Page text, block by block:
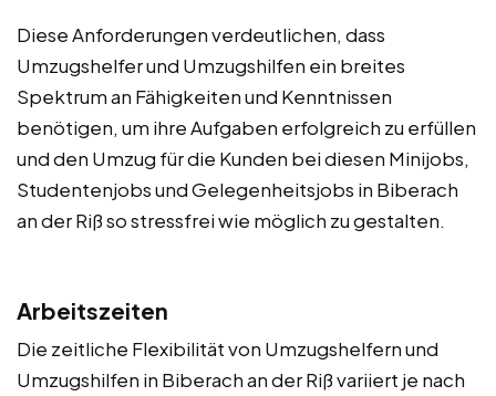
Diese Anforderungen verdeutlichen, dass
Umzugshelfer und Umzugshilfen ein breites
Spektrum an Fähigkeiten und Kenntnissen
benötigen, um ihre Aufgaben erfolgreich zu erfüllen
und den Umzug für die Kunden bei diesen Minijobs,
Studentenjobs und Gelegenheitsjobs in Biberach
an der Riß so stressfrei wie möglich zu gestalten.
Arbeitszeiten
Die zeitliche Flexibilität von Umzugshelfern und
Umzugshilfen in Biberach an der Riß variiert je nach